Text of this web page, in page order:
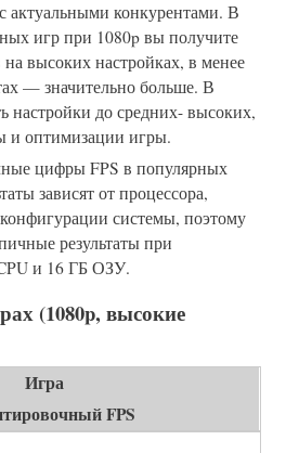
актуальными конкурентами. В
игр при 1080p вы получите
высоких настройках, в менее
— значительно больше. В
настройки до средних- высоких,
и оптимизации игры.
цифры FPS в популярных
зависят от процессора,
системы, поэтому
результаты при
и 16 ГБ ОЗУ.
(1080p, высокие
Игра
FPS